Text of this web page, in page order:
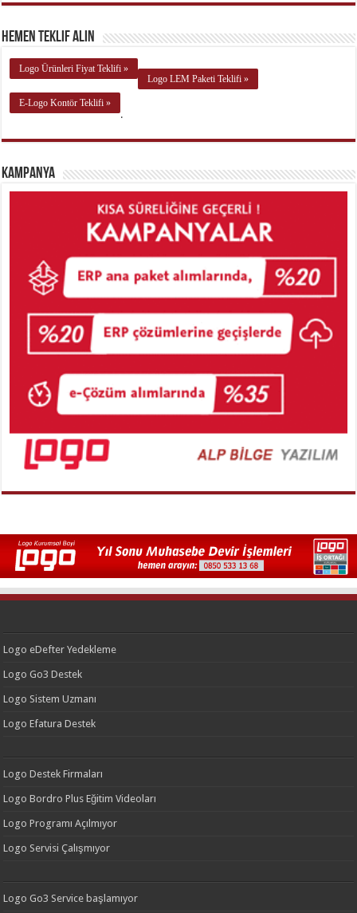
Hemen Teklif Alın
Logo Ürünleri Fiyat Teklifi »
Logo LEM Paketi Teklifi »
E-Logo Kontör Teklifi »
.
Kampanya
Logo eDefter Yedekleme
Logo Go3 Destek
Logo Sistem Uzmanı
Logo Efatura Destek
Logo Destek Firmaları
Logo Bordro Plus Eğitim Videoları
Logo Programı Açılmıyor
Logo Servisi Çalışmıyor
Logo Go3 Service başlamıyor